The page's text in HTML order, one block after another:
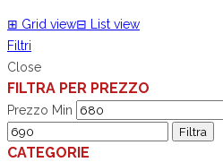
⊞ Grid view⊟
List view
Filtri
Close
FILTRA PER PREZZO
Prezzo Min
Filtra
CATEGORIE